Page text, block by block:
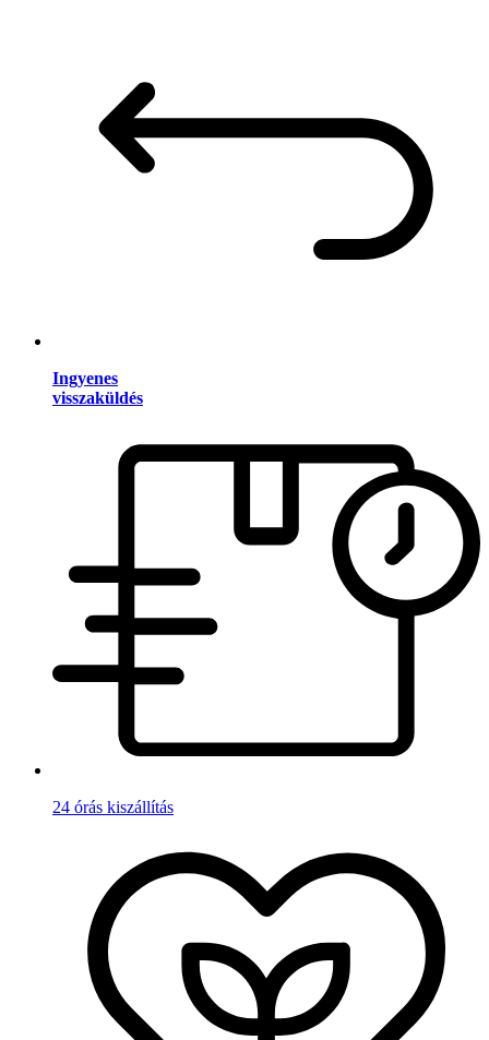
Ingyenes
visszaküldés
24 órás kiszállítás